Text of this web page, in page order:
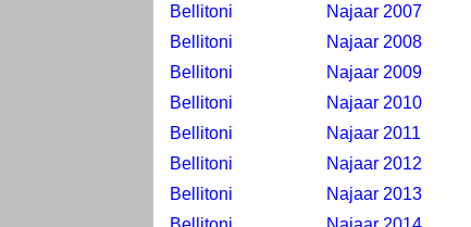
Bellitoni
Najaar 2007
Bellitoni
Najaar 2008
Bellitoni
Najaar 2009
Bellitoni
Najaar 2010
Bellitoni
Najaar 2011
Bellitoni
Najaar 2012
Bellitoni
Najaar 2013